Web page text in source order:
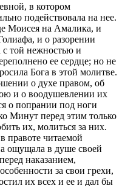
в котором
подействовала на нее.
Моисея на Амалика, и
и о разорении
с той нежностью и
ее сердце; но не
Бога в этой молитве.
о духе правом, об
и о воодушевлении их
о попрании под ноги
Минут перед этим только
их, молиться за них.
правоте читаемой
ощущала в душе своей
наказанием,
за свои грехи,
их всех и ее и дал бы